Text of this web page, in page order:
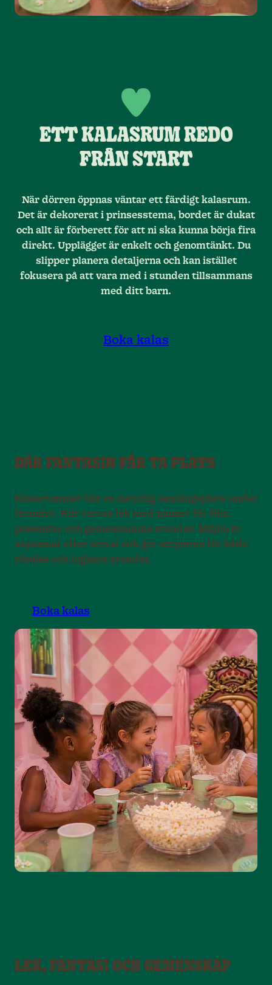
ETT KALASRUM REDO
FRÅN START
När dörren öppnas väntar ett färdigt kalasrum.
Det är dekorerat i prinsesstema, bordet är dukat
och allt är förberett för att ni ska kunna börja fira
direkt. Upplägget är enkelt och genomtänkt. Du
slipper planera detaljerna och kan istället
fokusera på att vara med i stunden tillsammans
med ditt barn.
Boka kalas
DÄR FANTASIN FÅR TA PLATS
Kalasrummet blir en naturlig samlingsplats under
firandet. Här varvas lek med pauser för fika,
presenter och gemensamma stunder. Miljön är
anpassad efter temat och ger utrymme för både
rörelse och lugnare stunder.
Boka kalas
LEK, FANTASI OCH GEMENSKAP